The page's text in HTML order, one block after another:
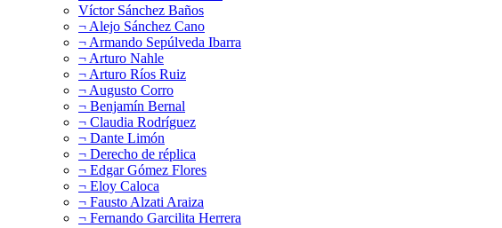
Víctor Sánchez Baños
¬ Alejo Sánchez Cano
¬ Armando Sepúlveda Ibarra
¬ Arturo Nahle
¬ Arturo Ríos Ruiz
¬ Augusto Corro
¬ Benjamín Bernal
¬ Claudia Rodríguez
¬ Dante Limón
¬ Derecho de réplica
¬ Edgar Gómez Flores
¬ Eloy Caloca
¬ Fausto Alzati Araiza
¬ Fernando Garcilita Herrera